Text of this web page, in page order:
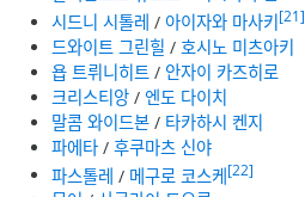
시드니 시톨레 / 아이자와 마사키[21]
드와이트 그린힐 / 호시노 미츠아키
욥 트뤼니히트 / 안자이 카즈히로
크리스티앙 /엔도 다이치
말콤 와이드본 / 타카하시 켄지
파에타 /후쿠마츠 신야
파스톨레 / 메구로 코스케[22]